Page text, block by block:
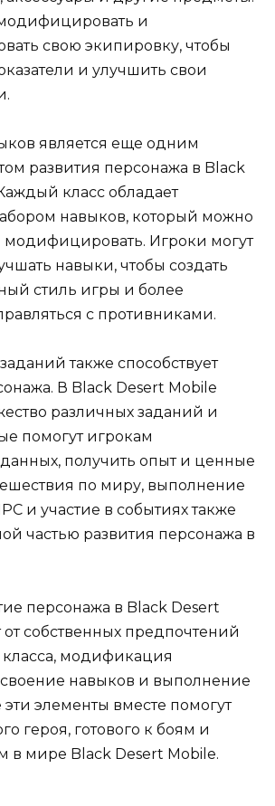
и
свою экипировку, чтобы
и улучшить свои
является еще одним
развития персонажа в Black
класс обладает
навыков, который можно
модифицировать. Игроки могут
навыки, чтобы создать
стиль игры и более
с противниками.
также способствует
В Black Desert Mobile
различных заданий и
помогут игрокам
получить опыт и ценные
по миру, выполнение
и участие в событиях также
частью развития персонажа в
персонажа в Black Desert
от собственных предпочтений
модификация
навыков и выполнение
элементы вместе помогут
героя, готового к боям и
в мире Black Desert Mobile.